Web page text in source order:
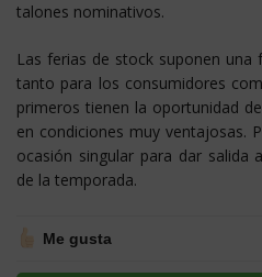
talones nominativos.
Las ferias de stock suponen una
tanto para los consumidores
primeros tienen la oportunidad
en condiciones muy ventajosas.
ocasión singular para dar salida
de la temporada.
Me gusta